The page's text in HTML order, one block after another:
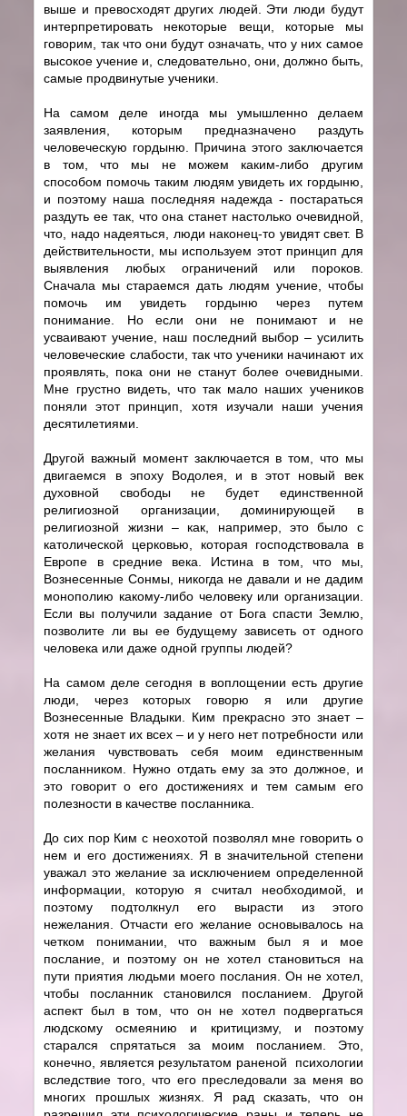
выше и превосходят других людей. Эти люди будут
интерпретировать некоторые вещи, которые мы
говорим, так что они будут означать, что у них самое
высокое учение и, следовательно, они, должно быть,
самые продвинутые ученики.
На самом деле иногда мы умышленно делаем
заявления, которым предназначено раздуть
человеческую гордыню. Причина этого заключается
в том, что мы не можем каким-либо другим
способом помочь таким людям увидеть их гордыню,
и поэтому наша последняя надежда - постараться
раздуть ее так, что она станет настолько очевидной,
что, надо надеяться, люди наконец-то увидят свет. В
действительности, мы используем этот принцип для
выявления любых ограничений или пороков.
Сначала мы стараемся дать людям учение, чтобы
помочь им увидеть гордыню через путем
понимание. Но если они не понимают и не
усваивают учение, наш последний выбор – усилить
человеческие слабости, так что ученики начинают их
проявлять, пока они не станут более очевидными.
Мне грустно видеть, что так мало наших учеников
поняли этот принцип, хотя изучали наши учения
десятилетиями.
Другой важный момент заключается в том, что мы
двигаемся в эпоху Водолея, и в этот новый век
духовной свободы не будет единственной
религиозной организации, доминирующей в
религиозной жизни – как, например, это было с
католической церковью, которая господствовала в
Европе в средние века. Истина в том, что мы,
Вознесенные Сонмы, никогда не давали и не дадим
монополию какому-либо человеку или организации.
Если вы получили задание от Бога спасти Землю,
позволите ли вы ее будущему зависеть от одного
человека или даже одной группы людей?
На самом деле сегодня в воплощении есть другие
люди, через которых говорю я или другие
Вознесенные Владыки. Ким прекрасно это знает –
хотя не знает их всех – и у него нет потребности или
желания чувствовать себя моим единственным
посланником. Нужно отдать ему за это должное, и
это говорит о его достижениях и тем самым его
полезности в качестве посланника.
До сих пор Ким с неохотой позволял мне говорить о
нем и его достижениях. Я в значительной степени
уважал это желание за исключением определенной
информации, которую я считал необходимой, и
поэтому подтолкнул его вырасти из этого
нежелания. Отчасти его желание основывалось на
четком понимании, что важным был я и мое
послание, и поэтому он не хотел становиться на
пути приятия людьми моего послания. Он не хотел,
чтобы посланник становился посланием. Другой
аспект был в том, что он не хотел подвергаться
людскому осмеянию и критицизму, и поэтому
старался спрятаться за моим посланием. Это,
конечно, является результатом раненой психологии
вследствие того, что его преследовали за меня во
многих прошлых жизнях. Я рад сказать, что он